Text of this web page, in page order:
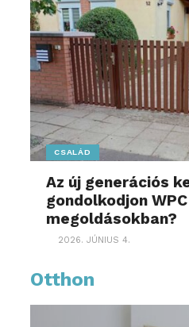
CSALÁD
Az új generációs
gondolkodjon WPC
megoldásokban?
2026. JÚNIUS 4.
Otthon